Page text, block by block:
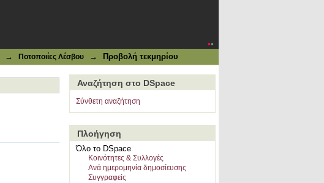
→ Ποτοποιίες Λέσβου → Προβολή τεκμηρίου
Αναζήτηση στο DSpace
Σύνθετη αναζήτηση
Πλοήγηση
Όλο το DSpace
Κοινότητες & Συλλογές
Ανά ημερομηνία δημοσίευσης
Συγγραφείς